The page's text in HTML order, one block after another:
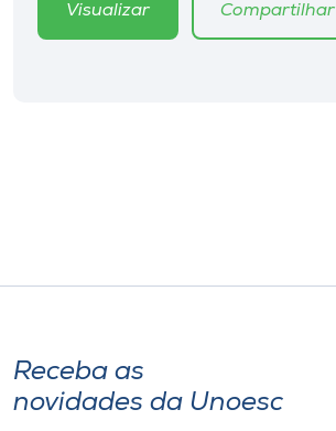
Visualizar Compartilhar
Receba as
novidades da Unoesc